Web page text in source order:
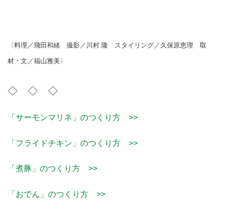
〈料理／飛田和緒 撮影／川村 隆 スタイリング／久保原恵理 取
材・文／福山雅美〉
◇ ◇ ◇
「サーモンマリネ」のつくり方 >>
「フライドチキン」のつくり方 >>
「煮豚」のつくり方 >>
「おでん」のつくり方 >>